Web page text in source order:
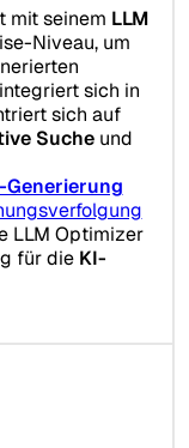
seinem LLM
Niveau, um
sich in
sich auf
Sucheund
LLM Optimizer
für die KI-